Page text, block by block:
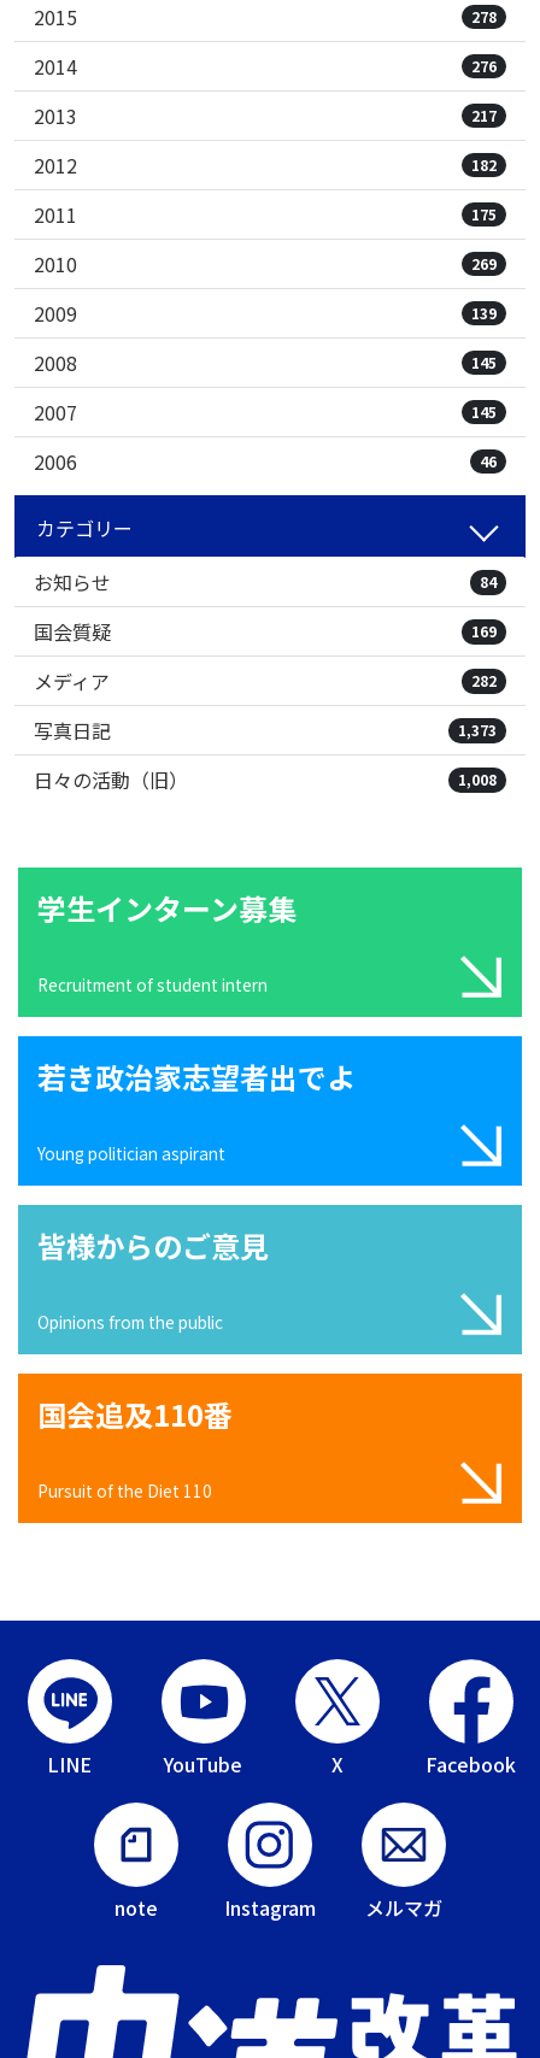
2015 278
2014 276
2013 217
2012 182
2011 175
2010 269
2009 139
2008 145
2007 145
2006 46
カテゴリー
お知らせ
84
国会質疑 169
メディア 282
写真日記 1,373
日々の活動（旧） 1,008
学生インターン募集
Recruitment of student intern
若き政治家志望者出でよ
Young politician aspirant
皆様からのご意見
Opinions from the public
国会追及110番
Pursuit of the Diet 110
LINE YouTube X Facebook
note Instagram メルマガ